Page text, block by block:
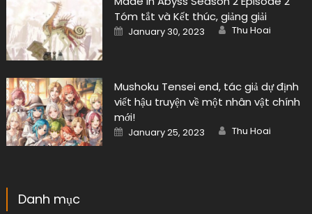
Tóm tắt và Kết thúc, giảng giải
Posted
on
January 30, 2023 Author
Thu Hoai
Mushoku Tensei end, tác giả dự định
viết hậu truyện về một nhân vật chính
mới!
Posted
on
January 25, 2023 Author
Thu Hoai
Danh mục